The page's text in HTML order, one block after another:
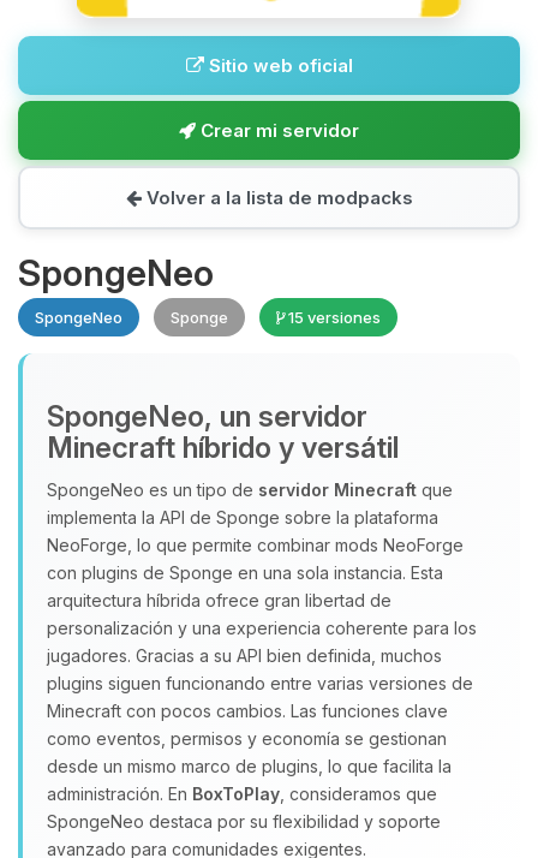
Sitio web oficial
Crear mi servidor
Volver a la lista de modpacks
SpongeNeo
SpongeNeo Sponge 15 versiones
SpongeNeo, un servidor
Minecraft híbrido y versátil
SpongeNeo es un tipo de servidor Minecraft que
implementa la API de Sponge sobre la plataforma
NeoForge, lo que permite combinar mods NeoForge
con plugins de Sponge en una sola instancia. Esta
arquitectura híbrida ofrece gran libertad de
personalización y una experiencia coherente para los
jugadores. Gracias a su API bien definida, muchos
plugins siguen funcionando entre varias versiones de
Minecraft con pocos cambios. Las funciones clave
como eventos, permisos y economía se gestionan
desde un mismo marco de plugins, lo que facilita la
administración. En BoxToPlay , consideramos que
SpongeNeo destaca por su flexibilidad y soporte
avanzado para comunidades exigentes.
Yupi, por fin alguien con quien
hablar! Soy Choupy, tu pequeno
asistente de BoxToPlay. Cuentame
que necesitas y moveré mis
pequenos circuitos para ayudarte.
07/08/2026 02:34